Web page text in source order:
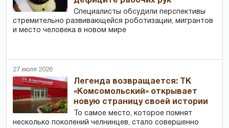
Специалисты обсудили перспективы
стремительно развивающейся роботизации, мигрантов
и место человека в новом мире
27 июля 2026
Легенда возвращается: ТК
«Комсомольский» открывает
новую страницу своей истории
То самое место, которое помнят
несколько поколений челнинцев, стало совершенно